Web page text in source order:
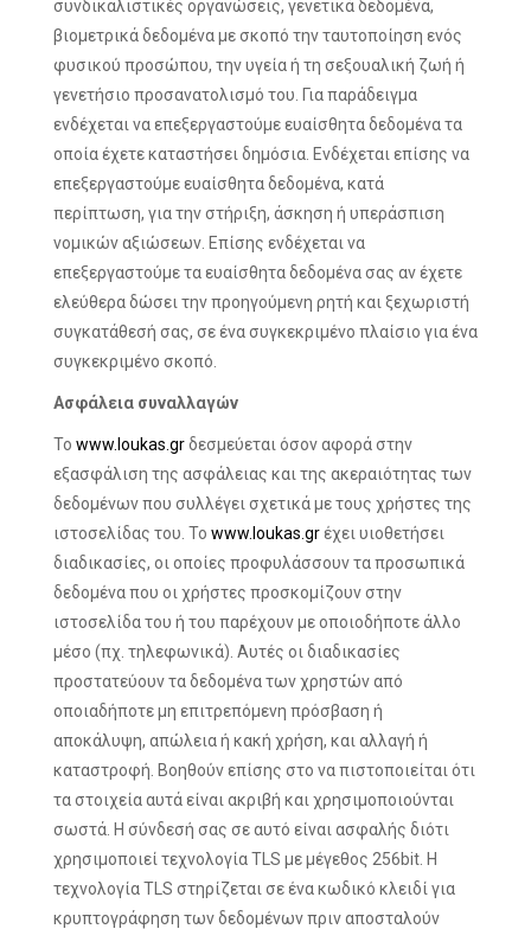
συνδικαλιστικές οργανώσεις, γενετικά δεδομένα,
βιομετρικά δεδομένα με σκοπό την ταυτοποίηση ενός
φυσικού προσώπου, την υγεία ή τη σεξουαλική ζωή ή
γενετήσιο προσανατολισμό του. Για παράδειγμα
ενδέχεται να επεξεργαστούμε ευαίσθητα δεδομένα τα
οποία έχετε καταστήσει δημόσια. Ενδέχεται επίσης να
επεξεργαστούμε ευαίσθητα δεδομένα, κατά
περίπτωση, για την στήριξη, άσκηση ή υπεράσπιση
νομικών αξιώσεων. Επίσης ενδέχεται να
επεξεργαστούμε τα ευαίσθητα δεδομένα σας αν έχετε
ελεύθερα δώσει την προηγούμενη ρητή και ξεχωριστή
συγκατάθεσή σας, σε ένα συγκεκριμένο πλαίσιο για ένα
συγκεκριμένο σκοπό.
Ασφάλεια συναλλαγών
Το www.loukas.grδεσμεύεται όσον αφορά στην
εξασφάλιση της ασφάλειας και της ακεραιότητας των
δεδομένων που συλλέγει σχετικά με τους χρήστες της
ιστοσελίδας του. Το www.loukas.grέχει υιοθετήσει
διαδικασίες, οι οποίες προφυλάσσουν τα προσωπικά
δεδομένα που οι χρήστες προσκομίζουν στην
ιστοσελίδα του ή του παρέχουν με οποιοδήποτε άλλο
μέσο (πχ. τηλεφωνικά). Αυτές οι διαδικασίες
προστατεύουν τα δεδομένα των χρηστών από
οποιαδήποτε μη επιτρεπόμενη πρόσβαση ή
αποκάλυψη, απώλεια ή κακή χρήση, και αλλαγή ή
καταστροφή. Βοηθούν επίσης στο να πιστοποιείται ότι
τα στοιχεία αυτά είναι ακριβή και χρησιμοποιούνται
σωστά. Η σύνδεσή σας σε αυτό είναι ασφαλής διότι
χρησιμοποιεί τεχνολογία TLS με μέγεθος 256bit. Η
τεχνολογία TLS στηρίζεται σε ένα κωδικό κλειδί για
κρυπτογράφηση των δεδομένων πριν αποσταλούν